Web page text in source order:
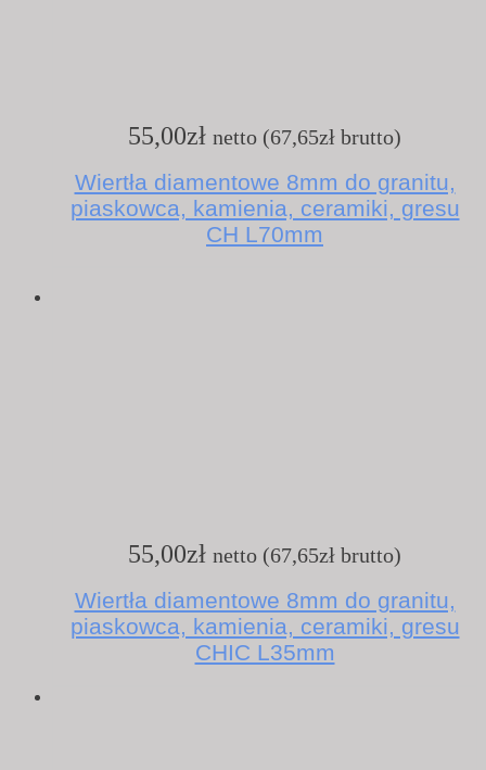
55,00zł netto (67,65zł brutto)
Wiertła diamentowe 8mm do granitu,
piaskowca, kamienia, ceramiki, gresu
CH L70mm
55,00zł netto (67,65zł brutto)
Wiertła diamentowe 8mm do granitu,
piaskowca, kamienia, ceramiki, gresu
CHIC L35mm